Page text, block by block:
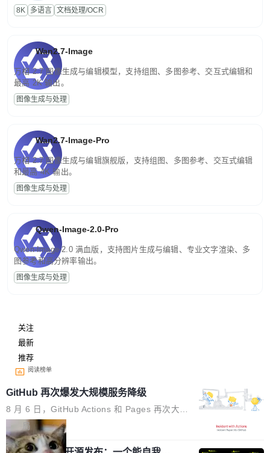
为便于存储、检索和二次处理的结构化结果。
8K 多语言 文档处理/OCR
Wan2.7-Image
万相 2.7 图像生成与编辑模型，支持组图、多图参考、交互式编辑和
最高 2K 输出。
图像生成与处理
Wan2.7-Image-Pro
万相 2.7 图像生成与编辑旗舰版，支持组图、多图参考、交互式编辑
和最高 4K 输出。
图像生成与处理
Qwen-Image-2.0-Pro
Qwen-Image-2.0 满血版，支持图片生成与编辑、专业文字渲染、多
图参考和高分辨率输出。
图像生成与处理
关注
最新
推荐
阅读榜单
GitHub 再次爆发大规模服务降级
8 月 6 日，GitHub Actions 和 Pages 再次大规
模服务降级，Actions 完全不可用超过 5 小时，
webhook 停发，连自托管 runner 也因调度层故
局